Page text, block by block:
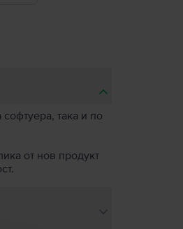
така и по
от нов продукт